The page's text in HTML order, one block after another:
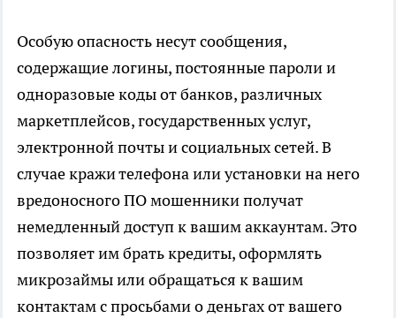
Особую опасность несут сообщения,
содержащие логины, постоянные пароли и
одноразовые коды от банков, различных
маркетплейсов, государственных услуг,
электронной почты и социальных сетей. В
случае кражи телефона или установки на него
вредоносного ПО мошенники получат
немедленный доступ к вашим аккаунтам. Это
позволяет им брать кредиты, оформлять
микрозаймы или обращаться к вашим
контактам с просьбами о деньгах от вашего